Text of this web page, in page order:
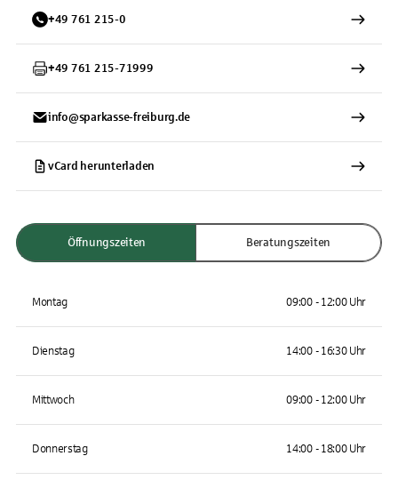
+49 761 215-0
+49 761 215-71999
info@sparkasse-freiburg.de
vCard herunterladen
Öffnungszeiten Beratungszeiten
Montag 09:00 - 12:00 Uhr
Dienstag 14:00 - 16:30 Uhr
Mittwoch 09:00 - 12:00 Uhr
Donnerstag 14:00 - 18:00 Uhr